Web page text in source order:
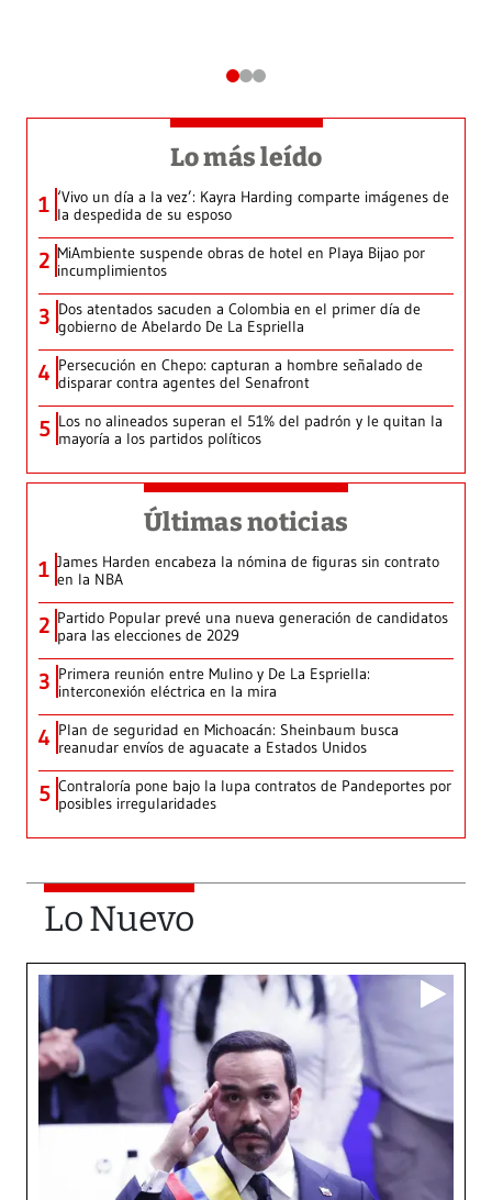
Lo más leído
1 ‘Vivo un día a la vez’: Kayra Harding comparte imágenes de
la despedida de su esposo
2 MiAmbiente suspende obras de hotel en Playa Bijao por
incumplimientos
3 Dos atentados sacuden a Colombia en el primer día de
gobierno de Abelardo De La Espriella
4 Persecución en Chepo: capturan a hombre señalado de
disparar contra agentes del Senafront
5 Los no alineados superan el 51% del padrón y le quitan la
mayoría a los partidos políticos
Últimas noticias
1 James Harden encabeza la nómina de figuras sin contrato
en la NBA
2 Partido Popular prevé una nueva generación de candidatos
para las elecciones de 2029
3 Primera reunión entre Mulino y De La Espriella:
interconexión eléctrica en la mira
4 Plan de seguridad en Michoacán: Sheinbaum busca
reanudar envíos de aguacate a Estados Unidos
5 Contraloría pone bajo la lupa contratos de Pandeportes por
posibles irregularidades
Lo Nuevo